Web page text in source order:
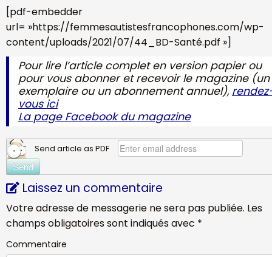
[pdf-embedder
url= »https://femmesautistesfrancophones.com/wp-
content/uploads/2021/07/44_BD-Santé.pdf »]
Pour lire l’article complet en version papier ou
pour vous abonner et recevoir le magazine (un
exemplaire ou un abonnement annuel),
vous ici
La page Facebook du magazine
Send article as PDF
Laissez un commentaire
Votre adresse de messagerie ne sera pas publiée. Les
champs obligatoires sont indiqués avec *
Commentaire